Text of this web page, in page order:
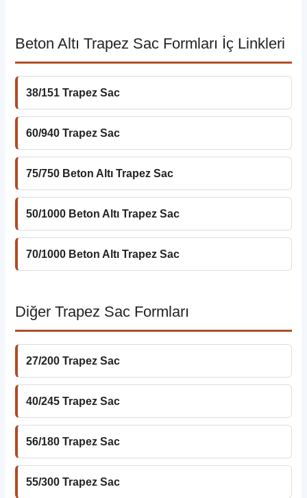
Beton Altı Trapez Sac Formları İç Linkleri
38/151 Trapez Sac
60/940 Trapez Sac
75/750 Beton Altı Trapez Sac
50/1000 Beton Altı Trapez Sac
70/1000 Beton Altı Trapez Sac
Diğer Trapez Sac Formları
27/200 Trapez Sac
40/245 Trapez Sac
56/180 Trapez Sac
55/300 Trapez Sac